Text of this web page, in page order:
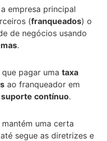
a empresa principal
(franqueados) o
de negócios usando
.
pagar uma taxa
ao franqueador em
suporte contínuo.
uma certa
segue as diretrizes e